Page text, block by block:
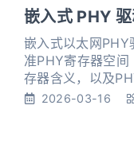
嵌入式 PHY
嵌入式以太网
准PHY寄存器空
存器含义，以及
检测的实现。
2026-03-16